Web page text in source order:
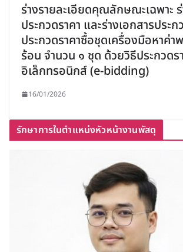
ร่างรายละเอียดคุณลักษณะเฉพาะ
ประกวดราคา และร่างเอกสารประก
ประกวดราคาซื้อชุดเครื่องมือหาค่า
ร้อน จำนวน ๑ ชุด ด้วยวิธีประกวดร
อิเล็กทรอนิกส์ (e-bidding)
16/01/2026
รักษาการในตำแหน่งหัวหน้างานพัสดุ